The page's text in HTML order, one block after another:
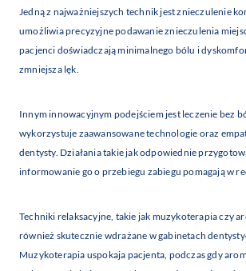
Jedną z najważniejszych technik jest znieczulenie
umożliwia precyzyjne podawanie znieczulenia
pacjenci doświadczają minimalnego bólu i
zmniejsza lęk.
Innym innowacyjnym podejściem jest leczenie bez
wykorzystuje zaawansowane technologie oraz
dentysty. Działania takie jak odpowiednie
informowanie go o przebiegu zabiegu pomagają w
Techniki relaksacyjne, takie jak muzykoterapia czy
również skutecznie wdrażane w gabinetach
Muzykoterapia uspokaja pacjenta, podczas gdy